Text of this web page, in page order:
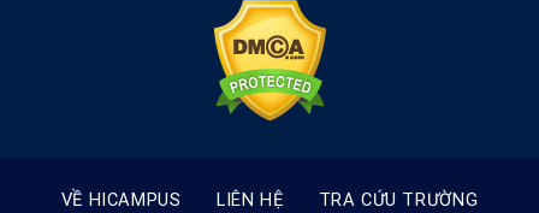
VỀ HICAMPUS LIÊN HỆ TRA CỨU TRƯỜNG